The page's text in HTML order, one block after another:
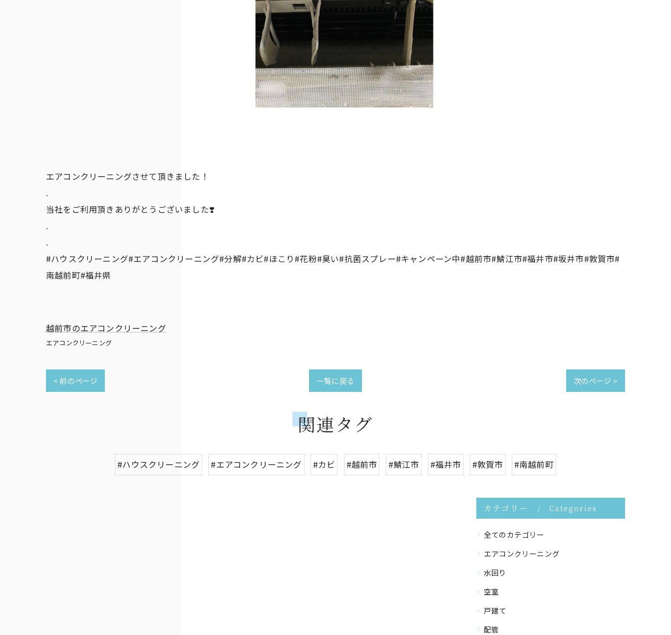
エアコンクリーニングさせて頂きました！
.
当社をご利用頂きありがとうございました❣️
.
.
#ハウスクリーニング#エアコンクリーニング#分解#カビ#ほこり#花粉#臭い#抗菌スプレー#キャンペーン中#越前市#鯖江市#福井市#坂井市#敦賀市#
南越前町#福井県
越前市のエアコンクリーニング
エアコンクリーニング
< 前のページ 一覧に戻る 次のページ >
関連タグ
#ハウスクリーニング #エアコンクリーニング #カビ #越前市 #鯖江市 #福井市 #敦賀市 #南越前町
カテゴリー Categories
全てのカテゴリー
エアコンクリーニング
水回り
空室
戸建て
配管